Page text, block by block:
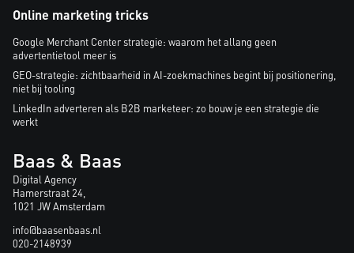
Online marketing tricks
Google Merchant Center strategie: waarom het allang geen
advertentietool meer is
GEO-strategie: zichtbaarheid in AI-zoekmachines begint bij positionering,
niet bij tooling
LinkedIn adverteren als B2B marketeer: zo bouw je een strategie die
werkt
Baas & Baas
Digital Agency
Hamerstraat 24,
1021 JW Amsterdam
info@baasenbaas.nl
020-2148939